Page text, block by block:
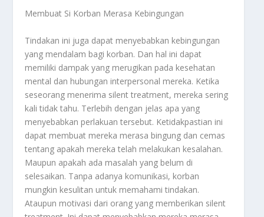
Membuat Si Korban Merasa Kebingungan
Tindakan ini juga dapat menyebabkan kebingungan
yang mendalam bagi korban. Dan hal ini dapat
memiliki dampak yang merugikan pada kesehatan
mental dan hubungan interpersonal mereka. Ketika
seseorang menerima silent treatment, mereka sering
kali tidak tahu. Terlebih dengan jelas apa yang
menyebabkan perlakuan tersebut. Ketidakpastian ini
dapat membuat mereka merasa bingung dan cemas
tentang apakah mereka telah melakukan kesalahan.
Maupun apakah ada masalah yang belum di
selesaikan. Tanpa adanya komunikasi, korban
mungkin kesulitan untuk memahami tindakan.
Ataupun motivasi dari orang yang memberikan silent